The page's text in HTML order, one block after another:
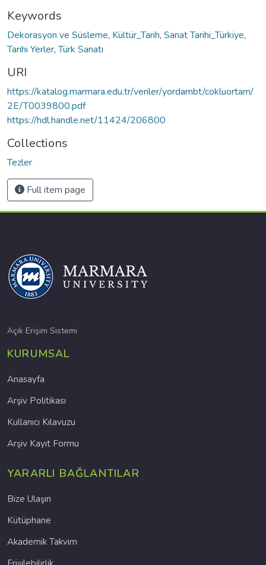
Keywords
Dekorasyon ve Süsleme, Kültür_Tarih, Sanat Tarihi_Türkiye,
Tarihi Yerler,Türk Sanatı
URI
https://katalog.marmara.edu.tr/veriler/yordambt/cokluortam/
2E/T0039800.pdf
https://hdl.handle.net/11424/206800
Collections
Tezler
Full item page
Açık Erişim Sistemi
KURUMSAL
Anasayfa
Arşiv Politikası
Kullanıcı Kılavuzu
Arşiv Kayıt Formu
YARARLI BAĞLANTILAR
Bize Ulaşın
Kütüphane
Akademik Takvim